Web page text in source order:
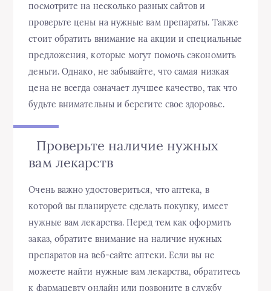
посмотрите на несколько разных сайтов и
проверьте цены на нужные вам препараты. Также
стоит обратить внимание на акции и специальные
предложения, которые могут помочь сэкономить
деньги. Однако, не забывайте, что самая низкая
цена не всегда означает лучшее качество, так что
будьте внимательны и берегите свое здоровье.
Проверьте наличие нужных
вам лекарств
Очень важно удостовериться, что аптека, в
которой вы планируете сделать покупку, имеет
нужные вам лекарства. Перед тем как оформить
заказ, обратите внимание на наличие нужных
препаратов на веб-сайте аптеки. Если вы не
можеете найти нужные вам лекарства, обратитесь
к фармацевту онлайн или позвоните в службу